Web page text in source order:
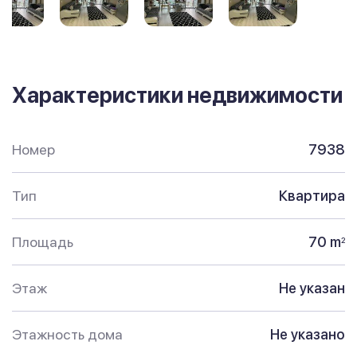
Характеристики недвижимости
Номер 7938
Тип Квартира
Площадь 70 m2
Этаж Не указан
Этажность дома Не указано